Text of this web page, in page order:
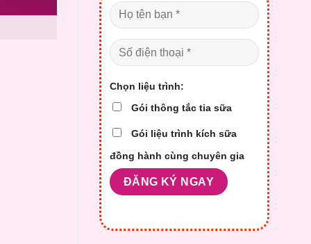
Chọn liệu trình:
Gói thông tắc tia sữa
Gói liệu trình kích sữa
đồng hành cùng chuyên gia